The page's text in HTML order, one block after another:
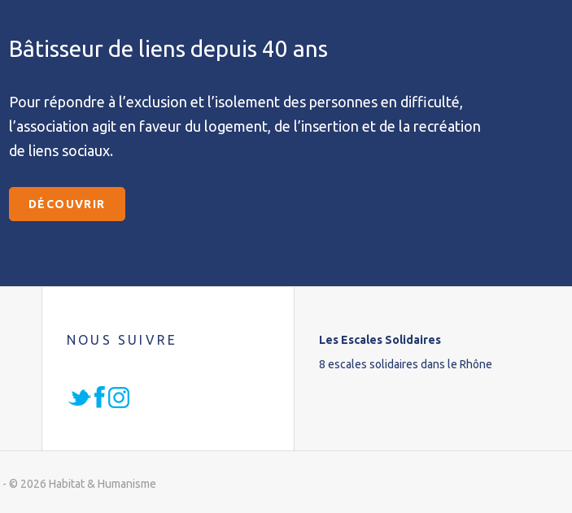
Bâtisseur de liens depuis 40 ans
Pour répondre à l’exclusion et l’isolement des personnes en difficulté,
l’association agit en faveur du logement, de l’insertion et de la recréation
de liens sociaux.
DÉCOUVRIR
NOUS SUIVRE
Les Escales Solidaires
8 escales solidaires dans le Rhône
- © 2026 Habitat & Humanisme